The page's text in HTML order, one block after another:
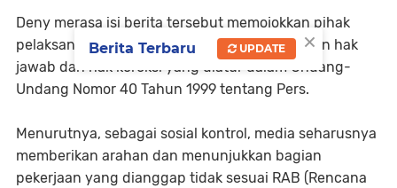
Deny merasa isi berita tersebut memojokkan pihak
pelaksana CV. Ia berharap dapat menggunakan hak
jawab dan hak koreksi yang diatur dalam Undang-
Undang Nomor 40 Tahun 1999 tentang Pers.
Menurutnya, sebagai sosial kontrol, media seharusnya
memberikan arahan dan menunjukkan bagian
pekerjaan yang dianggap tidak sesuai RAB (Rencana
×
Berita Terbaru UPDATE